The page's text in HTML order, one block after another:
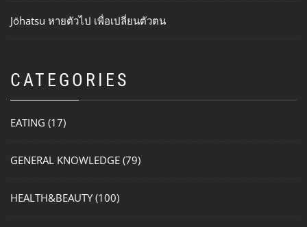
Jōhatsu หายตัวไป เพื่อเปลี่ยนตัวตน
CATEGORIES
EATING (17)
GENERAL KNOWLEDGE (79)
HEALTH&BEAUTY(100)